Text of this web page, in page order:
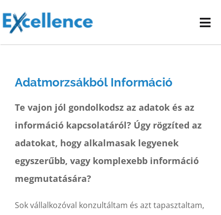
E-learning oktatóanyagok
Kapcsolat
Adatmorzsákból Információ
Te vajon jól gondolkodsz az adatok és az
információ kapcsolatáról? Úgy rögzíted az
adatokat, hogy alkalmasak legyenek
egyszerűbb, vagy komplexebb információ
megmutatására?
Sok vállalkozóval konzultáltam és azt tapasztaltam,